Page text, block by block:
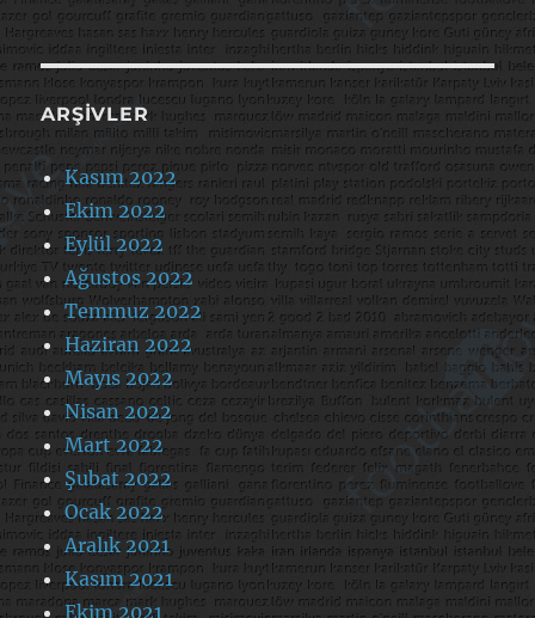
ARŞIVLER
Kasım 2022
Ekim 2022
Eylül 2022
Ağustos 2022
Temmuz 2022
Haziran 2022
Mayıs 2022
Nisan 2022
Mart 2022
Şubat 2022
Ocak 2022
Aralık 2021
Kasım 2021
Ekim 2021